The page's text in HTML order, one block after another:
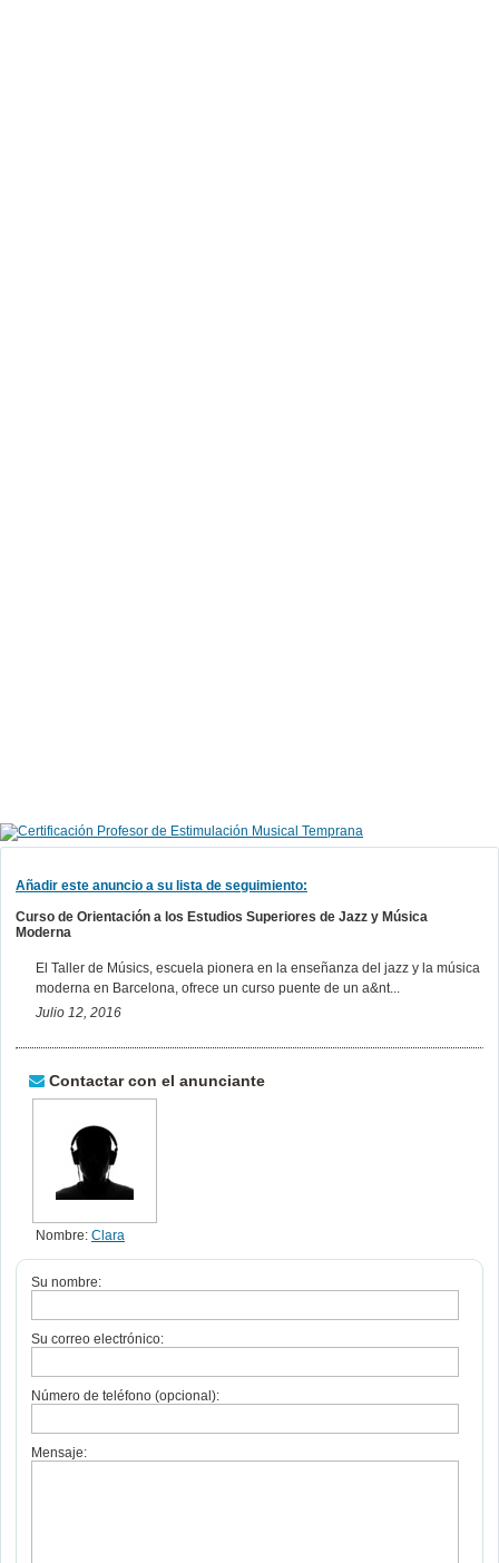
Añadir este anuncio a su lista de seguimiento:
Curso de Orientación a los Estudios Superiores de Jazz y Música
Moderna
El Taller de Músics, escuela pionera en la enseñanza del jazz y la música
moderna en Barcelona, ofrece un curso puente de un a&nt...
Julio 12, 2016
Contactar con el anunciante
Nombre: Clara
Su nombre:
Su correo electrónico:
Número de teléfono (opcional):
Mensaje: